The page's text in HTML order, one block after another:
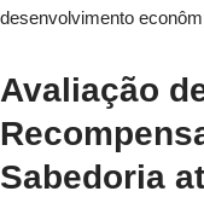
desenvolvimento
Avaliação
Sabedoria